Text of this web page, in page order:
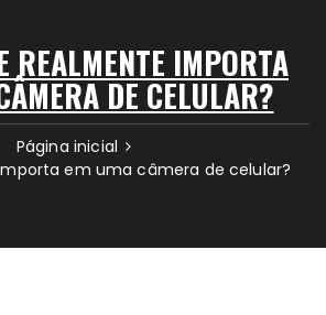
REALMENTE IMPORTA
DE CELULAR?
Página inicial
em uma câmera de celular?